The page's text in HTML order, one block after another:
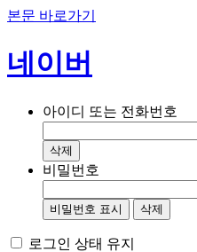
본문 바로가기
네이버
아이디 또는 전화번호
삭제
비밀번호
비밀번호 표시 삭제
로그인 상태 유지